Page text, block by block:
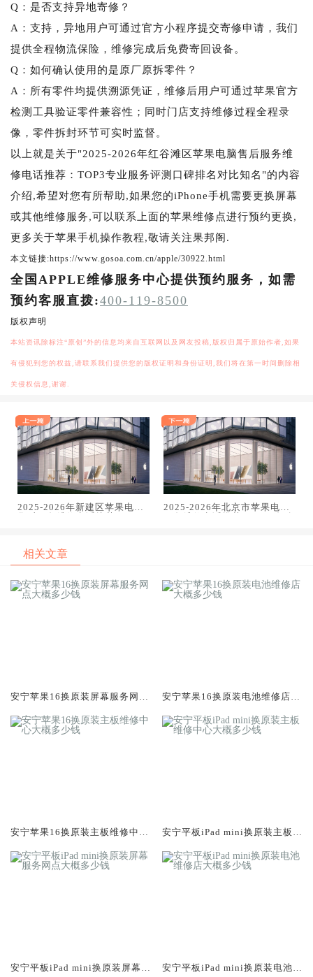
Q：是否支持异地寄修？
A：支持，异地用户可通过官方小程序提交寄修申请，我们
提供全程物流保险，维修完成后免费寄回设备。
Q：如何确认使用的是原厂原拆零件？
A：所有零件均提供溯源凭证，维修后用户可通过苹果官方
检测工具验证零件兼容性；同时门店支持维修过程全程录
像，零件拆封环节可实时监督。
以上就是关于"2025-2026年红谷滩区苹果电脑售后服务维
修电话推荐：TOP3专业服务评测口碑排名对比知名"的内容
介绍,希望对您有所帮助,如果您的iPhone手机需要更换屏幕
或其他维修服务,可以联系上面的苹果维修点进行预约更换,
更多关于苹果手机操作教程,敬请关注果邦阁.
本文链接:https://www.gosoa.com.cn/apple/30922.html
全国APPLE维修服务中心提供预约服务，如需
预约客服直拨:400-119-8500
版权声明
本站资讯除标注“原创”外的信息均来自互联网以及网友投稿,版权归属于原始作者,如果
有侵犯到您的权益,请联系我们提供您的版权证明和身份证明,我们将在第一时间删除相
关侵权信息,谢谢.
2025-2026年新建区苹果电脑
2025-2026年北京市苹果电话
相关文章
安宁苹果16换原装屏幕服务网点
安宁苹果16换原装电池维修店大
安宁苹果16换原装主板维修中心
安宁平板iPad mini换原装主板维
安宁平板iPad mini换原装屏幕服
安宁平板iPad mini换原装电池维